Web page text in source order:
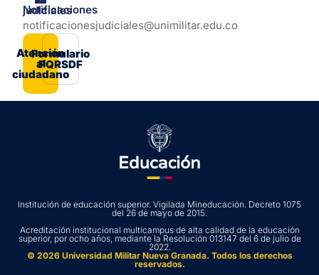
Notificaciones judiciales
notificacionesjudiciales@unimilitar.edu.co
Atención
al
ciudadano
Formulario
PQRSDF
Institución de educación superior. Vigilada Mineducación. Decreto 1075
del 26 de mayo de 2015.
Acreditación institucional multicampus de alta calidad de la educación
superior, por ocho años, mediante la Resolución 013147 del 6 de julio de
2022.
© 2026 Universidad Militar Nueva Granada. Todos los derechos
reservados.